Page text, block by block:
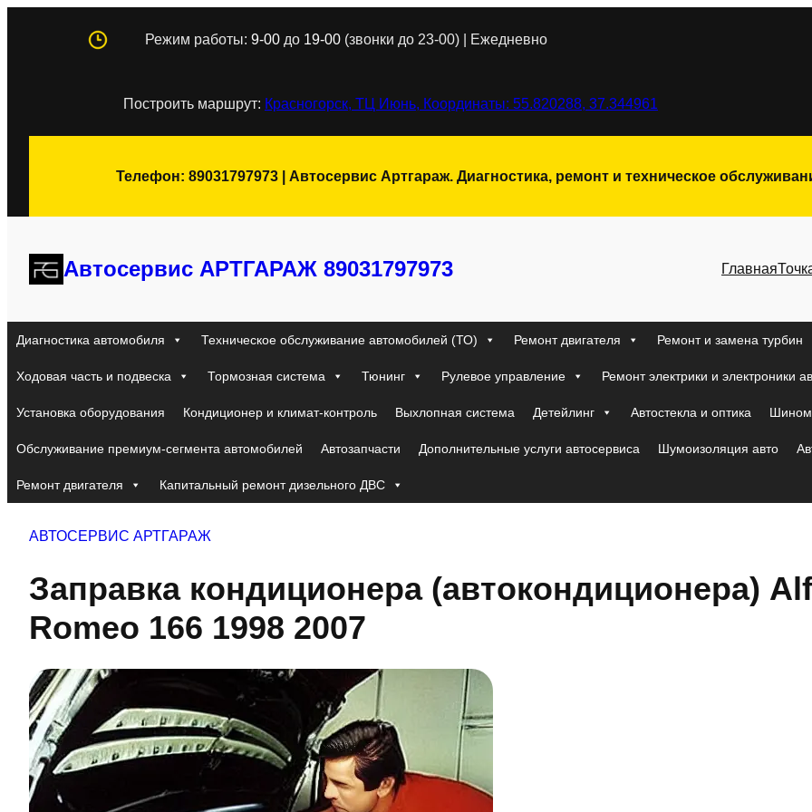
Режим работы: 9-00 до 19-00 (звонки до 23-00) | Ежедневно
Построить маршрут: Красногорск, ТЦ Июнь, Координаты: 55.820288, 37.344961
Телефон: 89031797973 | Автосервис Артгараж. Диагностика, ремонт и техническое
Автосервис АРТГАРАЖ 89031797973 Главная
Диагностика автомобиля Техническое обслуживание автомобилей (ТО) Ремонт двигателя Ремонт и замена турбин
Ходовая часть и подвеска Тормозная система Тюнинг Рулевое управление Ремонт электрики и электроники
Установка оборудования Кондиционер и климат-контроль Выхлопная система Детейлинг Автостекла и оптика
Обслуживание премиум-сегмента автомобилей Автозапчасти Дополнительные услуги автосервиса Шумоизоляция авто
Ремонт двигателя Капитальный ремонт дизельного ДВС
АВТОСЕРВИС АРТГАРАЖ
Заправка кондиционера (автокондиционера)
Romeo 166 1998 2007